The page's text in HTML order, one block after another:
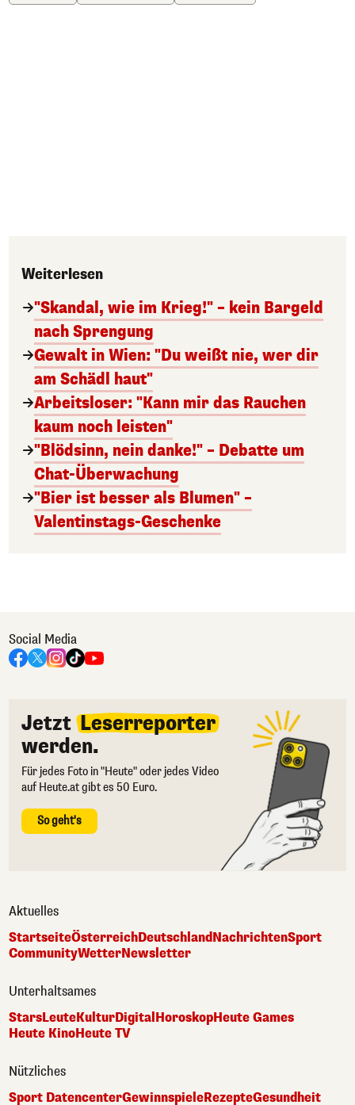
Weiterlesen
"Skandal, wie im Krieg!" – kein Bargeld
nach Sprengung
Gewalt in Wien: "Du weißt nie, wer dir
am Schädl haut"
Arbeitsloser: "Kann mir das Rauchen
kaum noch leisten"
"Blödsinn, nein danke!" – Debatte um
Chat-Überwachung
"Bier ist besser als Blumen" –
Valentinstags-Geschenke
Social Media
Jetzt Leserreporter
werden.
Für jedes Foto in "Heute" oder jedes Video
auf Heute.at gibt es 50 Euro.
So geht's
Aktuelles
StartseiteÖsterreichDeutschlandNachrichtenSport
CommunityWetterNewsletter
Unterhaltsames
StarsLeuteKulturDigital HoroskopHeute Games
Heute KinoHeute TV
Nützliches
Sport DatencenterGewinnspieleRezepteGesundheit